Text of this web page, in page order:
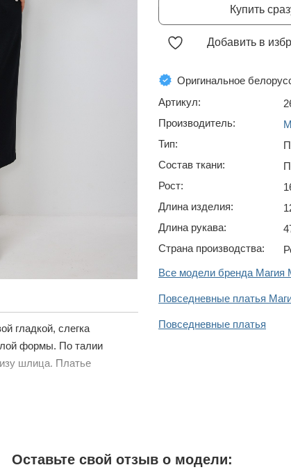
гладкой, слегка
формы. По талии
шлица. Платье
Купить
Добавить в
Оригинальное
Артикул:
Производитель:
Тип:
Состав ткани:
Рост:
Длина изделия:
Длина рукава:
Страна производства:
Все модели бренда Магия
Повседневные платья
Повседневные платья
Оставьте свой отзыв о модели: